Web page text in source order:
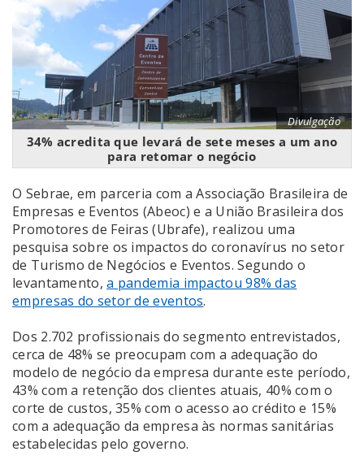
Divulgação
34% acredita que levará de sete meses a um ano
para retomar o negócio
O Sebrae, em parceria com a Associação Brasileira de
Empresas e Eventos (Abeoc) e a União Brasileira dos
Promotores de Feiras (Ubrafe), realizou uma
pesquisa sobre os impactos do coronavírus no setor
de Turismo de Negócios e Eventos. Segundo o
levantamento,a pandemia impactou 98% das
empresas do setor de eventos.
Dos 2.702 profissionais do segmento entrevistados,
cerca de 48% se preocupam com a adequação do
modelo de negócio da empresa durante este período,
43% com a retenção dos clientes atuais, 40% com o
corte de custos, 35% com o acesso ao crédito e 15%
com a adequação da empresa às normas sanitárias
estabelecidas pelo governo.